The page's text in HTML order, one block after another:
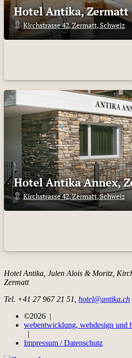
Hotel Antika, Zermatt
Kirchstrasse 42,Zermatt,Schweiz
Hotel Antika Annex,
Kirchstrasse 42,Zermatt,Schweiz
Hotel Antika, Julen Alois & Moritz,
Zermatt
Tel. +41 27 967 21 51, hotel@antika.ch
©2026 |
webentwicklung, webdesign und
|
Impressum / Datenschutz